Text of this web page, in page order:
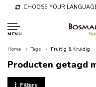
CHOOSE YOUR
MENU
Home Tags Fruitig & Kruidig
Producten getagd
Filters